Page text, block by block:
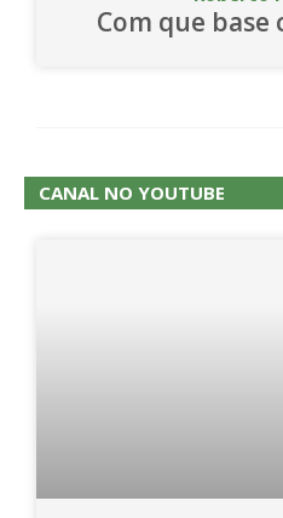
Com que base
CANAL NO YOUTUBE